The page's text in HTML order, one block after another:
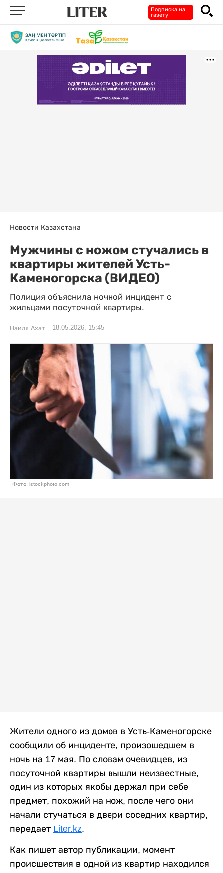
Подписка на
газету
Новости Казахстана
Мужчины с ножом стучались в
квартиры жителей Усть-
Каменогорска (ВИДЕО)
Полиция объяснила ночной инцидент с
жильцами посуточной квартиры.
Наиля Ахат 18.05.2026, 15:45
Фото: istockphoto.com
Жители одного из домов в Усть-Каменогорске
сообщили об инциденте, произошедшем в
ночь на 17 мая. По словам очевидцев, из
посуточной квартиры вышли неизвестные,
один из которых якобы держал при себе
предмет, похожий на нож, после чего они
начали стучаться в двери соседних квартир,
передает Liter.kz.
Как пишет автор публикации, момент
происшествия в одной из квартир находился